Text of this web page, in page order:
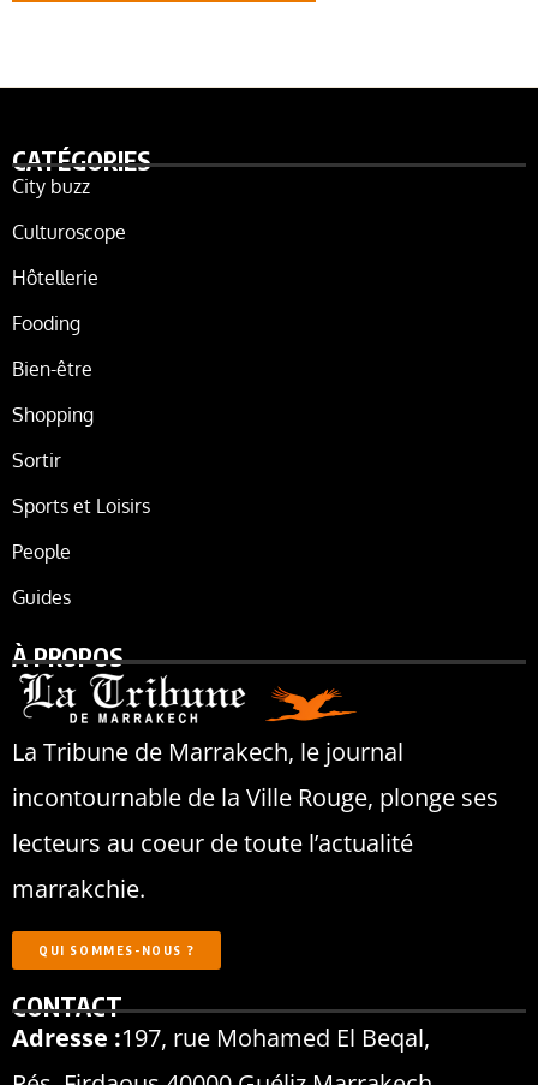
CATÉGORIES
City buzz
Culturoscope
Hôtellerie
Fooding
Bien-être
Shopping
Sortir
Sports et Loisirs
People
Guides
À PROPOS
La Tribune de Marrakech, le journal
incontournable de la Ville Rouge, plonge ses
lecteurs au coeur de toute l’actualité
marrakchie.
QUI SOMMES-NOUS ?
CONTACT
Adresse :197, rue Mohamed El Beqal,